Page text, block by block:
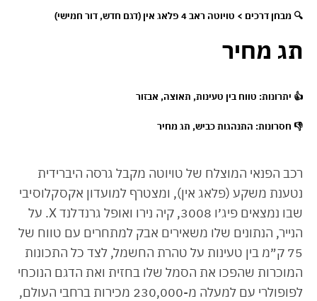
🔍 מבחן דרכים > טויוטה ראב 4 פלאג אין (דגם חדש, דור חמישי)
תג מחיר
👍 יתרונות: טווח בין טעינות, תאוצה, אבזור
👎 חסרונות: התנהגות כביש, תג מחיר
רכב הפנאי המוצלח של טויוטה מקבל גרסה היברידית
נטענת משקע (פלאג אין), ומצטרף למועדון אקסקלוסיבי
שבו נמצאים פיג׳ו 3008, קיה נירו ואופל גרנדלנד X. על
הנייר, הנתונים שלו משאירים אבק למתחרים עם טווח של
75 ק״מ בין טעינות על טהרת החשמל, לצד כל התכונות
המוכרות שהפכו את הסמל שלו בחזית ואת הדגם הנוכחי
לפופולרי עם למעלה מ-230,000 מכירות ברחבי העולם,